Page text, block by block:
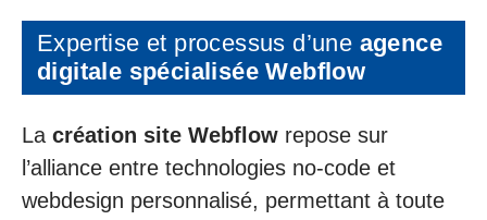
Expertise et processus d’une agence
digitale spécialisée Webflow
La création site Webflow repose sur
l’alliance entre technologies no-code et
webdesign personnalisé, permettant à toute